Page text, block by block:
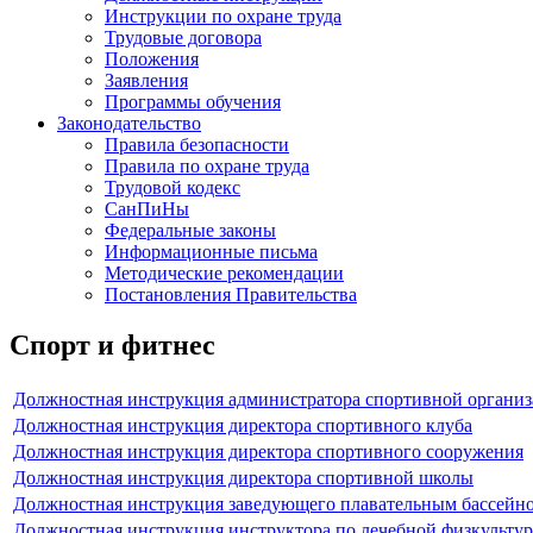
Инструкции по охране труда
Трудовые договора
Положения
Заявления
Программы обучения
Законодательство
Правила безопасности
Правила по охране труда
Трудовой кодекс
СанПиНы
Федеральные законы
Информационные письма
Методические рекомендации
Постановления Правительства
Спорт и фитнес
Должностная инструкция администратора спортивной
Должностная инструкция директора спортивного клуба
Должностная инструкция директора спортивного сооружения
Должностная инструкция директора спортивной школы
Должностная инструкция заведующего плавательным